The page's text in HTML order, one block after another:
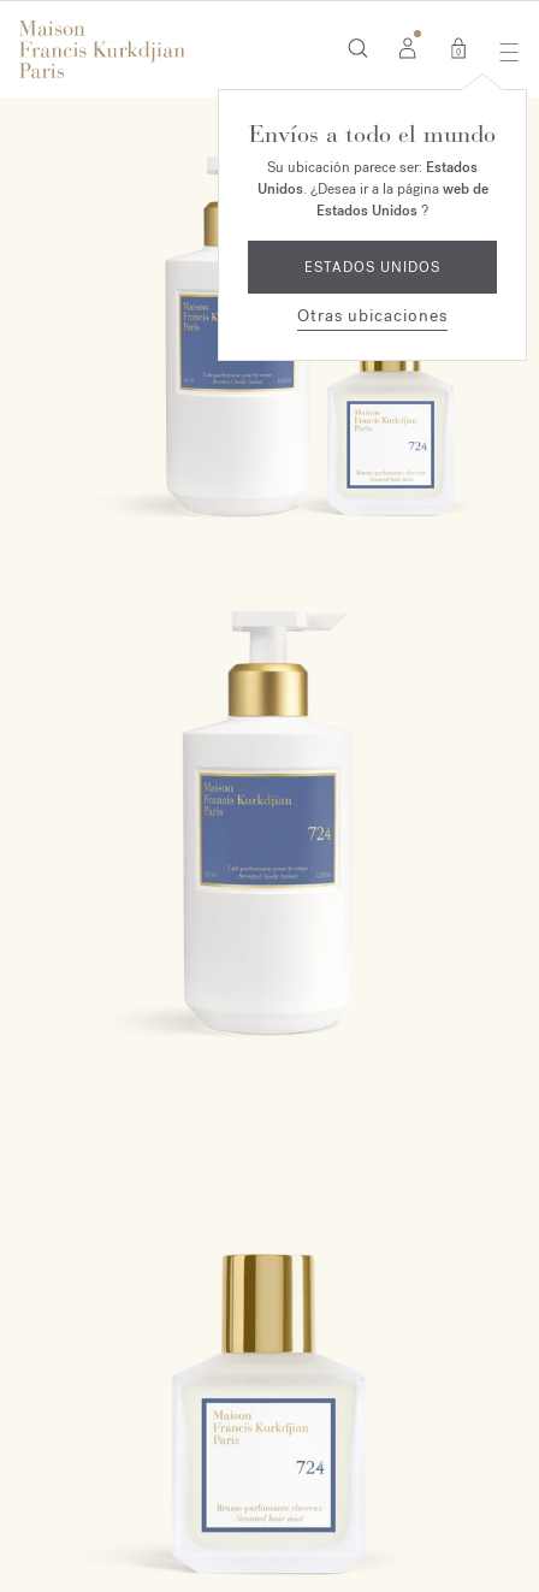
0
Envíos a todo el mundo
Su ubicación parece ser: Estados
Unidos. ¿Desea ir a la páginaweb de
Estados Unidos?
ESTADOS UNIDOS
Otras ubicaciones
EXCLUSIVO EN LÍNEA